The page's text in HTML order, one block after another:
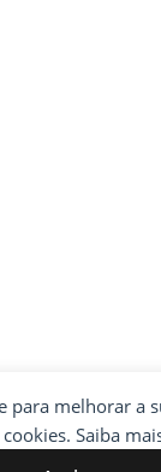
para melhorar a
Saiba